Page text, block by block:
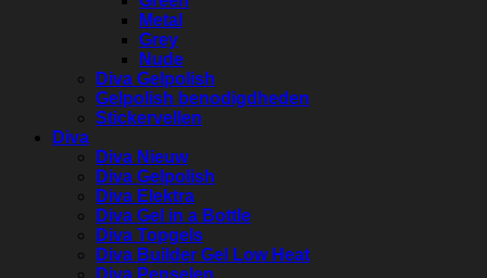
Metal
Grey
Nude
Diva Gelpolish
Gelpolish benodigdheden
Stickervellen
Diva
Diva Nieuw
Diva Gelpolish
Diva Elektra
Diva Gel in a Bottle
Diva Topgels
Diva Builder Gel Low Heat